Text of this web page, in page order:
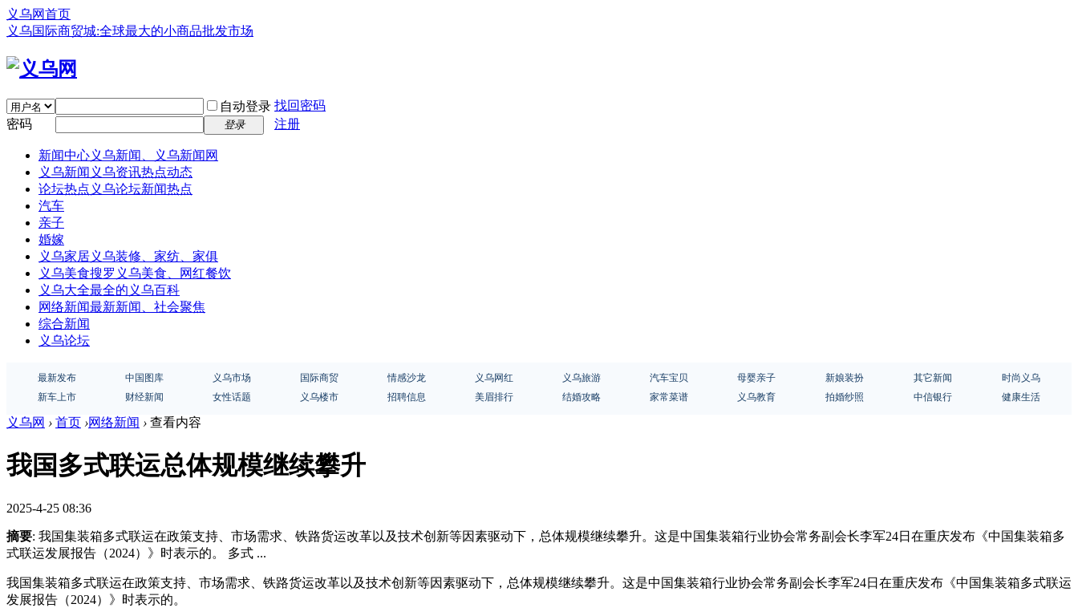
义乌网首页
义乌国际商贸城:全球最大的小商品批发市场
自动登录 找回密码
密码
登录 注册
新闻中心义乌新闻、义乌新闻网
义乌新闻 义乌资讯热点动态
论坛热点 义乌论坛新闻热点
汽车
亲子
婚嫁
义乌家居义乌装修、家纺、家俱
义乌美食搜罗义乌美食、网红餐饮
义乌大全最全的义乌百科
网络新闻最新新闻、社会聚焦
综合新闻
义乌论坛
最新发布 中国图库 义乌市场 国际商贸 情感沙龙 义乌网红 义乌旅游 汽车宝贝 母婴亲子 新娘装扮 其它新闻
时尚义乌
新车上市
财经新闻 女性话题 义乌楼市 招聘信息 美眉排行 结婚攻略 家常菜谱 义乌教育 拍婚纱照 中信银行 健康生活
义乌网 › 首页 ›网络新闻 › 查看内容
我国多式联运总体规模继续攀升
2025-4-25 08:36
摘要: 我国集装箱多式联运在政策支持、市场需求、铁路货运改革以及技术创新等因素驱动下，总体规模继续攀升。这是中国集装箱行业协会常务副会长李军24日在重庆发布《中国集装箱多
式联运发展报告（2024）》时表示的。 多式 ...
我国集装箱多式联运在政策支持、市场需求、铁路货运改革以及技术创新等因素驱动下，总体规模继续攀升。这是中国集装箱行业协会常务副会长李军24日在重庆发布《中国集装箱多式联运
发展报告（2024）》时表示的。